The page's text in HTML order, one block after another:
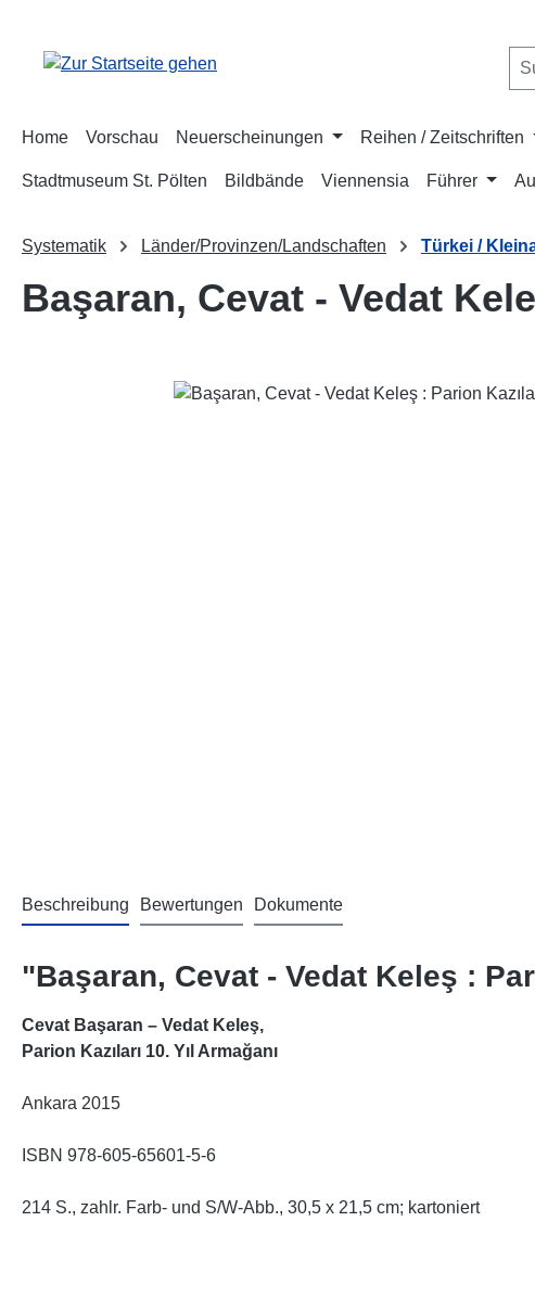
Home Vorschau Neuerscheinungen Reihen / Zeitschriften
Stadtmuseum St. Pölten Bildbände Viennensia Führer
Systematik Länder/Provinzen/Landschaften Türkei /
Başaran, Cevat - Vedat
Bildergalerie überspringen
Beschreibung Bewertungen Dokumente
"Başaran, Cevat - Vedat Keleş :
Cevat Başaran – Vedat Keleş,
Parion Kazıları 10. Yıl Armağanı
Ankara 2015
ISBN 978-605-65601-5-6
214 S., zahlr. Farb- und S/W-Abb., 30,5 x 21,5 cm; kartoniert